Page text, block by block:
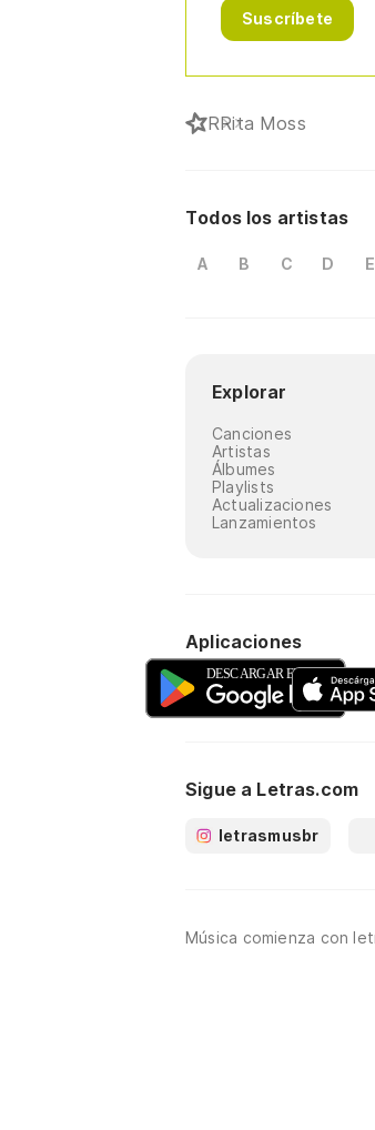
Suscríbete
RRita Moss
Todos los artistas
A B C D E
Explorar
Canciones
Artistas
Álbumes
Playlists
Actualizaciones
Lanzamientos
Aplicaciones
Sigue a Letras.com
letrasmusbr
Música comienza con